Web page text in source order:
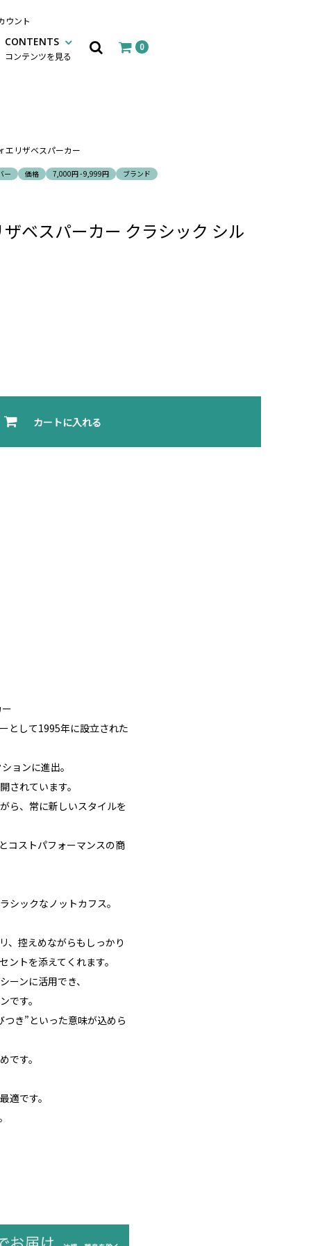
CONTENTS
コンテンツを見る
0
ウント
エリザベスパーカー
ー 価格 7,000円 - 9,999円 ブランド
ベスパーカー クラシック シル
カートに入れる
として1995年に設立された
ョンに進出。
されています。
ら、常に新しいスタイルを
コストパフォーマンスの商
シックなノットカフス。
、控えめながらもしっかり
トを添えてくれます。
ーンに活用でき、
です。
き”といった意味が込めら
です。
適です。